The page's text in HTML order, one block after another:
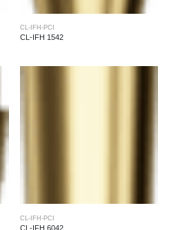
CL-IFH-PCI
CL-IFH 1542
CL-IFH-PCI
CL-IFH 6042